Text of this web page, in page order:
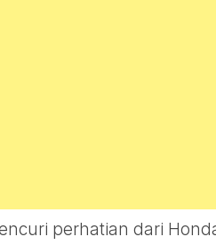
perhatian dari